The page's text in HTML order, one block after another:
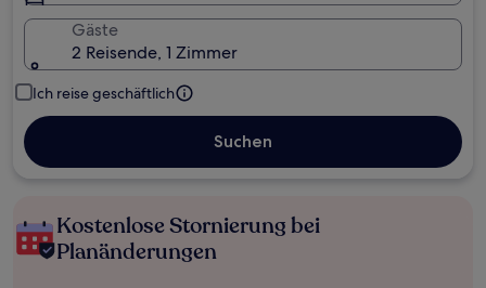
Gäste
2 Reisende, 1 Zimmer
Ich reise geschäftlich
Suchen
Kostenlose Stornierung bei
Planänderungen